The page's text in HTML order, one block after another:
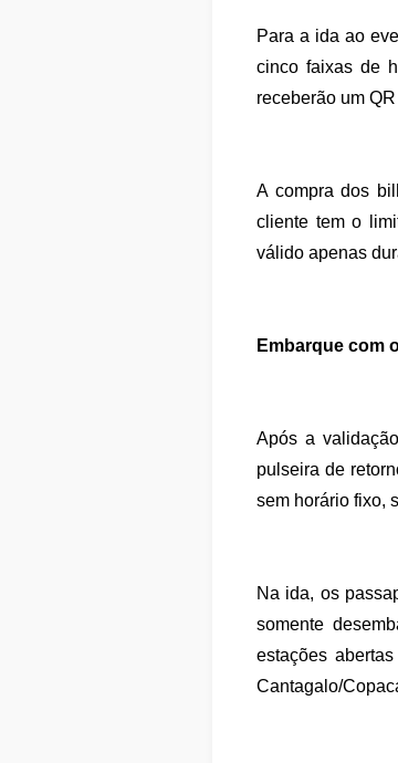
Para a ida ao
cinco faixas de
receberão um
A compra dos
cliente tem o
válido apenas
Embarque com
Após a
pulseira de
sem horário fixo,
Na ida, os
somente
estações
Cantagalo/